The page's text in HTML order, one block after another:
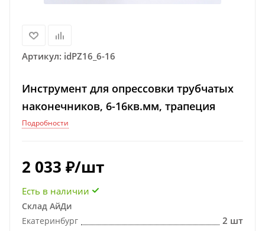
Артикул: idPZ16_6-16
Инструмент для опрессовки трубчатых
наконечников, 6-16кв.мм, трапеция
Подробности
2 033 ₽/шт
Есть в наличии
Склад АйДи
Екатеринбург
2 шт